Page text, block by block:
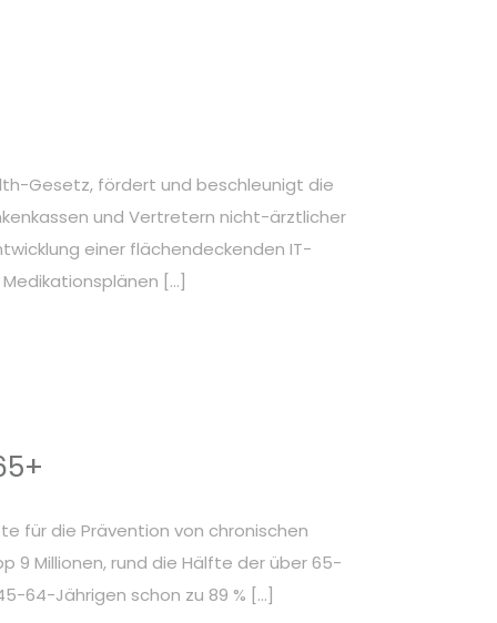
Gesetz, fördert und beschleunigt die
und Vertretern nicht-ärztlicher
einer flächendeckenden IT-
[…]
für die Prävention von chronischen
9 Millionen, rund die Hälfte der über 65-
64-Jährigen schon zu 89 % […]